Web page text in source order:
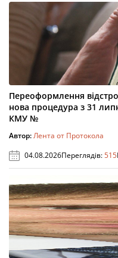
Переоформлення
нова процедура з 31
КМУ №
Автор:Лента от Протокола
04.08.2026Переглядів:515